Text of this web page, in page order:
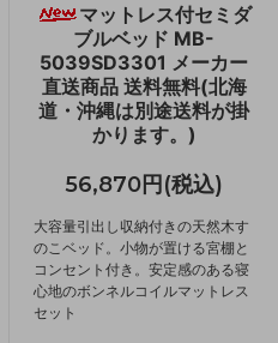
マットレス付セミダ
ブルベッド MB-
5039SD3301 メーカー
直送商品 送料無料(北海
道・沖縄は別途送料が掛
かります。)
56,870円(税込)
大容量引出し収納付きの天然木す
のこベッド。小物が置ける宮棚と
コンセント付き。安定感のある寝
心地のボンネルコイルマットレス
セット